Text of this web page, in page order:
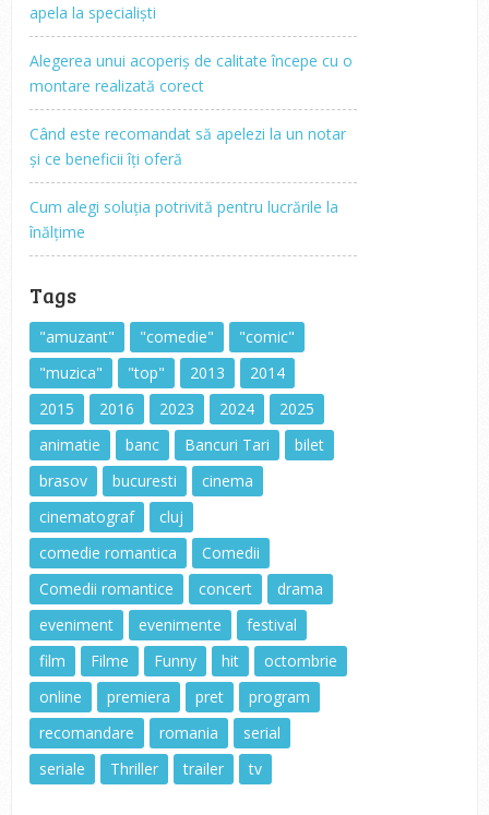
apela la specialiști
Alegerea unui acoperiș de calitate începe cu o
montare realizată corect
Când este recomandat să apelezi la un notar
și ce beneficii îți oferă
Cum alegi soluția potrivită pentru lucrările la
înălțime
Tags
"amuzant" "comedie"
"comic"
"muzica"
"top" 2013
2014
2015
2016 2023 2024
2025
animatie
banc Bancuri Tari
bilet
brasov
bucuresti
cinema
cinematograf
cluj
comedie romantica
Comedii
Comedii romantice
concert
drama
eveniment
evenimente
festival
film
Filme Funny hit
octombrie
online
premiera pret
program
recomandare
romania
serial
seriale
Thriller trailer tv